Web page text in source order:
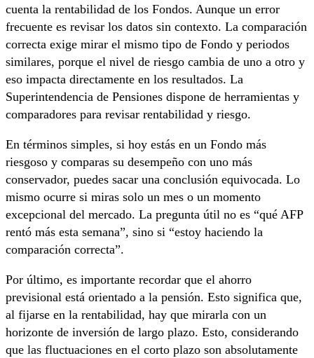
cuenta la rentabilidad de los Fondos. Aunque un error
frecuente es revisar los datos sin contexto. La comparación
correcta exige mirar el mismo tipo de Fondo y periodos
similares, porque el nivel de riesgo cambia de uno a otro y
eso impacta directamente en los resultados. La
Superintendencia de Pensiones dispone de herramientas y
comparadores para revisar rentabilidad y riesgo.
En términos simples, si hoy estás en un Fondo más
riesgoso y comparas su desempeño con uno más
conservador, puedes sacar una conclusión equivocada. Lo
mismo ocurre si miras solo un mes o un momento
excepcional del mercado. La pregunta útil no es “qué AFP
rentó más esta semana”, sino si “estoy haciendo la
comparación correcta”.
Por último, es importante recordar que el ahorro
previsional está orientado a la pensión. Esto significa que,
al fijarse en la rentabilidad, hay que mirarla con un
horizonte de inversión de largo plazo. Esto, considerando
que las fluctuaciones en el corto plazo son absolutamente